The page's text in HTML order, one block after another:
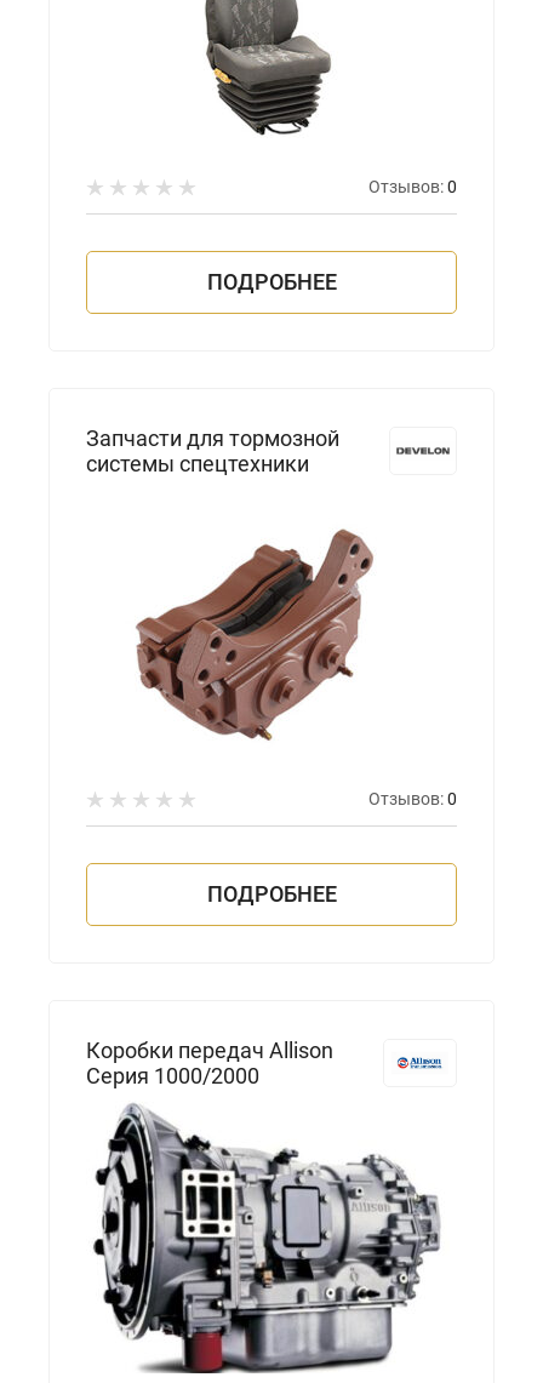
Отзывов:0
ПОДРОБНЕЕ
Запчасти для тормозной
системы спецтехники
Отзывов:0
ПОДРОБНЕЕ
Коробки передач Allison
Серия 1000/2000